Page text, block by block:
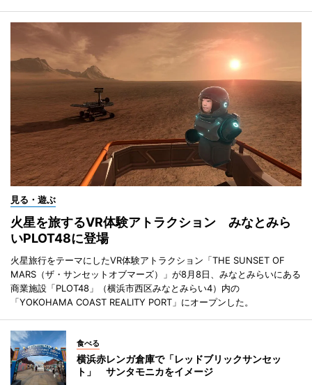
見る・遊ぶ
火星を旅するVR体験アトラクション みなとみら
いPLOT48に登場
火星旅行をテーマにしたVR体験アトラクション「THE SUNSET OF
MARS（ザ・サンセットオブマーズ）」が8月8日、みなとみらいにある
商業施設「PLOT48」（横浜市西区みなとみらい4）内の
「YOKOHAMA COAST REALITY PORT」にオープンした。
食べる
横浜赤レンガ倉庫で「レッドブリックサンセッ
ト」 サンタモニカをイメージ